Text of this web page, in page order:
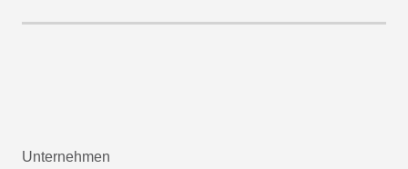
Unternehmen